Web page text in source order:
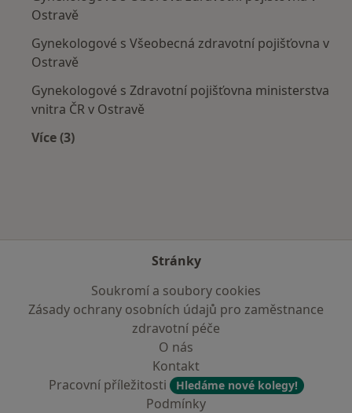
Ostravě
Gynekologové s Všeobecná zdravotní pojišťovna v
Ostravě
Gynekologové s Zdravotní pojišťovna ministerstva
vnitra ČR v Ostravě
Více (3)
Stránky
Soukromí a soubory cookies
Zásady ochrany osobních údajů pro zaměstnance
zdravotní péče
O nás
Kontakt
Pracovní příležitosti
Hledáme nové kolegy!
Podmínky